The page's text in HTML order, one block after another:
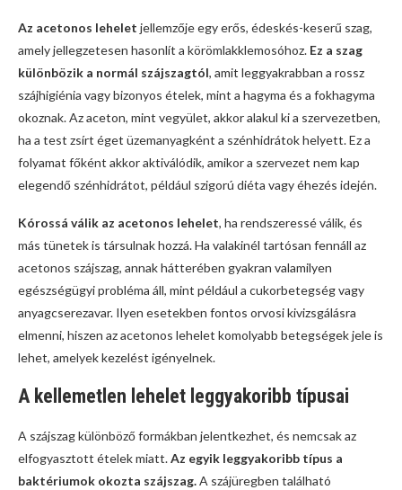
Az acetonos lehelet jellemzője egy erős, édeskés-keserű szag,
amely jellegzetesen hasonlít a körömlakklemosóhoz. Ez a szag
különbözik a normál szájszagtól, amit leggyakrabban a rossz
szájhigiénia vagy bizonyos ételek, mint a hagyma és a fokhagyma
okoznak. Az aceton, mint vegyület, akkor alakul ki a szervezetben,
ha a test zsírt éget üzemanyagként a szénhidrátok helyett. Ez a
folyamat főként akkor aktiválódik, amikor a szervezet nem kap
elegendő szénhidrátot, például szigorú diéta vagy éhezés idején.
Kórossá válik az acetonos lehelet, ha rendszeressé válik, és
más tünetek is társulnak hozzá. Ha valakinél tartósan fennáll az
acetonos szájszag, annak hátterében gyakran valamilyen
egészségügyi probléma áll, mint például a cukorbetegség vagy
anyagcserezavar. Ilyen esetekben fontos orvosi kivizsgálásra
elmenni, hiszen az acetonos lehelet komolyabb betegségek jele is
lehet, amelyek kezelést igényelnek.
A kellemetlen lehelet leggyakoribb típusai
A szájszag különböző formákban jelentkezhet, és nemcsak az
elfogyasztott ételek miatt.Az egyik leggyakoribb típus a
baktériumok okozta szájszag.A szájüregben található